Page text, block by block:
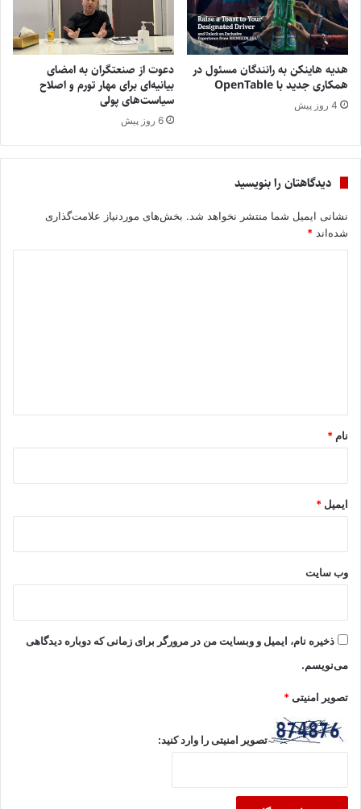
هدیه هاینکن به رانندگان مسئول در
همکاری جدید با OpenTable
4 روز پیش
دعوت از صنعتگران به امضای
بیانیه‌ای برای مهار تورم و اصلاح
سیاست‌های پولی
6 روز پیش
دیدگاهتان را بنویسید
نشانی ایمیل شما منتشر نخواهد شد. بخش‌های موردنیاز علامت‌گذاری
شده‌اند *
نام *
ایمیل *
وب‌ سایت
ذخیره نام، ایمیل و وبسایت من در مرورگر برای زمانی که دوباره دیدگاهی
می‌نویسم.
تصویر امنیتی*
تصویر امنیتی را وارد کنید: